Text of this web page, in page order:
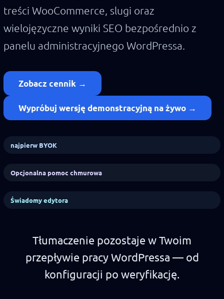
treści WooCommerce, slugi oraz
wielojęzyczne wyniki SEO bezpośrednio z
panelu administracyjnego WordPressa.
Zobacz cennik →
Wypróbuj wersję demonstracyjną na żywo →
najpierw BYOK
Opcjonalna pomoc chmurowa
Świadomy edytora
Tłumaczenie pozostaje w Twoim
przepływie pracy WordPressa — od
konfiguracji po weryfikację.